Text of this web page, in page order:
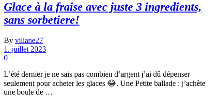
Glace à la fraise avec juste 3 ingredients,
sans sorbetiere!
By viliane27
1. juillet 2023
0
L’été dernier je ne sais pas combien d’argent j’ai dû dépenser
seulement pour acheter les glaces 😂. Une Petite ballade : j’achète
une boule de …